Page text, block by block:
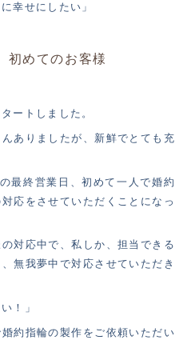
幸せにしたい」
初めてのお客様
ートしました。
ありましたが、新鮮でとても充
最終営業日、初めて一人で婚約
応をさせていただくことになっ
対応中で、私しか、担当できる
無我夢中で対応させていただき
！」
約指輪の製作をご依頼いただい